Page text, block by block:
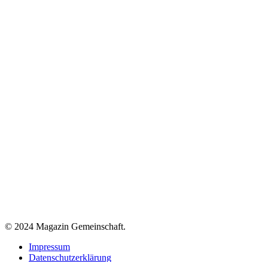
März 2024: Raus aus der Schockstarre
© 2024 Magazin Gemeinschaft.
Impressum
Datenschutzerklärung